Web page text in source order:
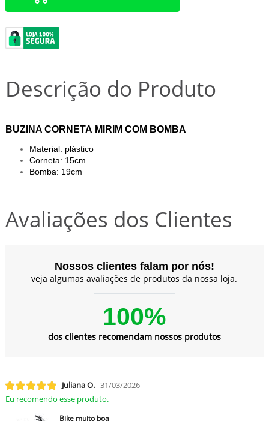
Descrição do Produto
BUZINA CORNETA MIRIM COM BOMBA
Material: plástico
Corneta: 15cm
Bomba: 19cm
Avaliações dos Clientes
Nossos clientes falam por nós!
veja algumas avaliações de produtos da nossa loja.
100%
dos clientes recomendam nossos produtos
Juliana O. 31/03/2026
Eu recomendo esse produto.
Bike muito boa